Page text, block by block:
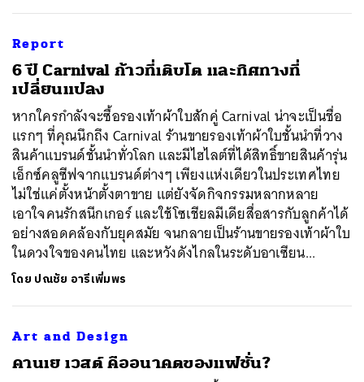
Report
6 ปี Carnival ก้าวที่เติบโต และทิศทางที่
เปลี่ยนแปลง
หากใครกำลังจะซื้อรองเท้าผ้าใบสักคู่ Carnival น่าจะเป็นชื่อ
แรกๆ ที่คุณนึกถึง Carnival ร้านขายรองเท้าผ้าใบชั้นนำที่วาง
สินค้าแบรนด์ชั้นนำทั่วโลก และมีไฮไลต์ที่ได้สิทธิ์ขายสินค้ารุ่น
เอ็กซ์คลูซีฟจากแบรนด์ต่างๆ เพียงแห่งเดียวในประเทศไทย
ไม่ใช่แค่ตั้งหน้าตั้งตาขาย แต่ยังจัดกิจกรรมหลากหลาย
เอาใจคนรักสนีกเกอร์ และใช้โซเชียลมีเดียสื่อสารกับลูกค้าได้
อย่างสอดคล้องกับยุคสมัย จนกลายเป็นร้านขายรองเท้าผ้าใบ
ในดวงใจของคนไทย และหวังดังไกลในระดับอาเซียน...
โดย ปณชัย อารีเพิ่มพร
Art and Design
คานเย เวสต์ คืออนาคตของแฟชั่น?